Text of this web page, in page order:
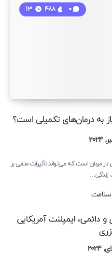
به درمان‌های تکمیلی است؟
0
488
در مردان است که می‌تواند تأثیرات منفی بر
زندگی…
سلامت
دائمی، ایمپلنت آمریکایی